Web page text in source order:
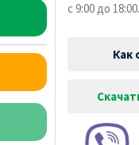
с 9:00 до 18:00.
Как